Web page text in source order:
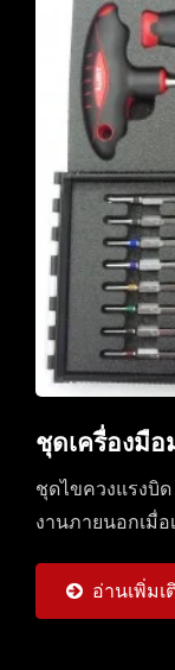
ชุดเครื่องมือ
ชุดไขควงแรงบิ
งานภายนอกเมื่อ
อ่านเพิ่มเ